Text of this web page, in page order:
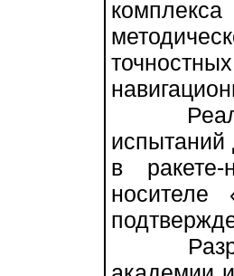
испытаний
в ракете-
носителе